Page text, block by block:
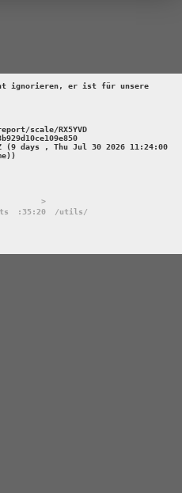
ignorieren, er ist für unsere
scale/RX5YVD
(9 days , Thu Jul 30 2026 11:24:00
>
:35:20
/utils/